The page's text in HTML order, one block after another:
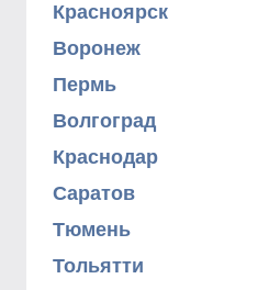
Красноярск
Воронеж
Пермь
Волгоград
Краснодар
Саратов
Тюмень
Тольятти